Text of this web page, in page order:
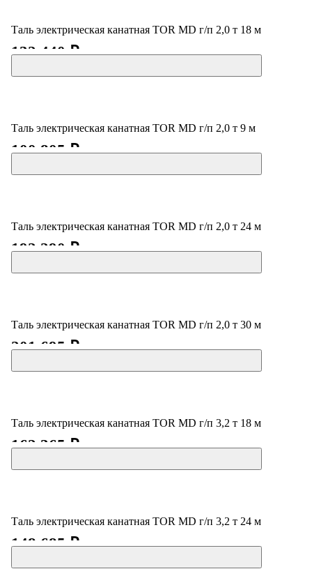
Таль электрическая канатная TOR MD г/п 2,0 т 18 м
132 440 ₽
Таль электрическая канатная TOR MD г/п 2,0 т 9 м
100 805 ₽
Таль электрическая канатная TOR MD г/п 2,0 т 24 м
192 290 ₽
Таль электрическая канатная TOR MD г/п 2,0 т 30 м
201 695 ₽
Таль электрическая канатная TOR MD г/п 3,2 т 18 м
162 365 ₽
Таль электрическая канатная TOR MD г/п 3,2 т 24 м
148 685 ₽